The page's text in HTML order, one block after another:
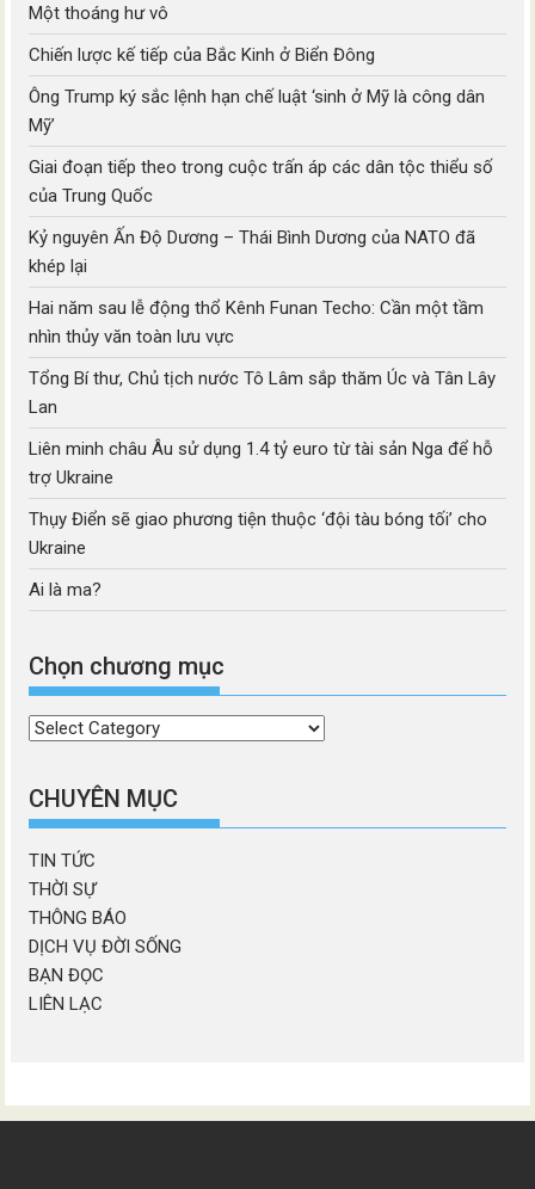
Một thoáng hư vô
Chiến lược kế tiếp của Bắc Kinh ở Biển Đông
Ông Trump ký sắc lệnh hạn chế luật ‘sinh ở Mỹ là công dân
Mỹ’
Giai đoạn tiếp theo trong cuộc trấn áp các dân tộc thiểu số
của Trung Quốc
Kỷ nguyên Ấn Độ Dương – Thái Bình Dương của NATO đã
khép lại
Hai năm sau lễ động thổ Kênh Funan Techo: Cần một tầm
nhìn thủy văn toàn lưu vực
Tổng Bí thư, Chủ tịch nước Tô Lâm sắp thăm Úc và Tân Lây
Lan
Liên minh châu Âu sử dụng 1.4 tỷ euro từ tài sản Nga để hỗ
trợ Ukraine
Thụy Điển sẽ giao phương tiện thuộc ‘đội tàu bóng tối’ cho
Ukraine
Ai là ma?
Chọn chương mục
Chọn
mục
CHUYÊN MỤC
TIN TỨC
THỜI SỰ
THÔNG BÁO
DỊCH VỤ ĐỜI SỐNG
BẠN ĐỌC
LIÊN LẠC